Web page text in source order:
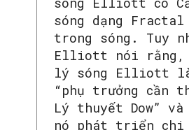
SEARCH...
sóng dạng Fractal
trong sóng. Tuy
Elliott nói rằng,
lý sóng Elliott
“phụ trưởng cần
Lý thuyết Dow”
nó phát triển